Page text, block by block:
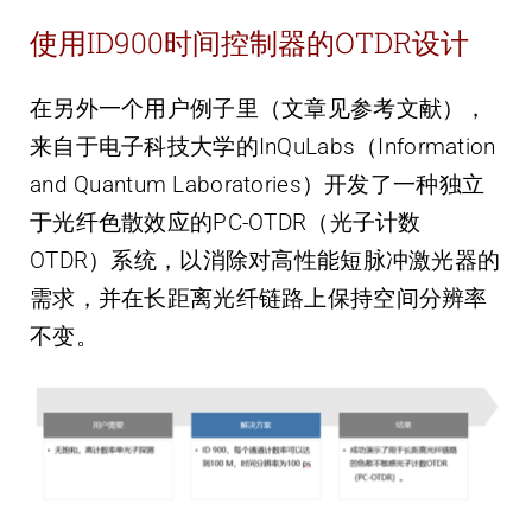
使用ID900时间控制器的OTDR设计
在另外一个用户例子里（文章见参考文献），
来自于电子科技大学的InQuLabs（Information
and Quantum Laboratories）开发了一种独立
于光纤色散效应的PC-OTDR（光子计数
OTDR）系统，以消除对高性能短脉冲激光器的
需求，并在长距离光纤链路上保持空间分辨率
不变。